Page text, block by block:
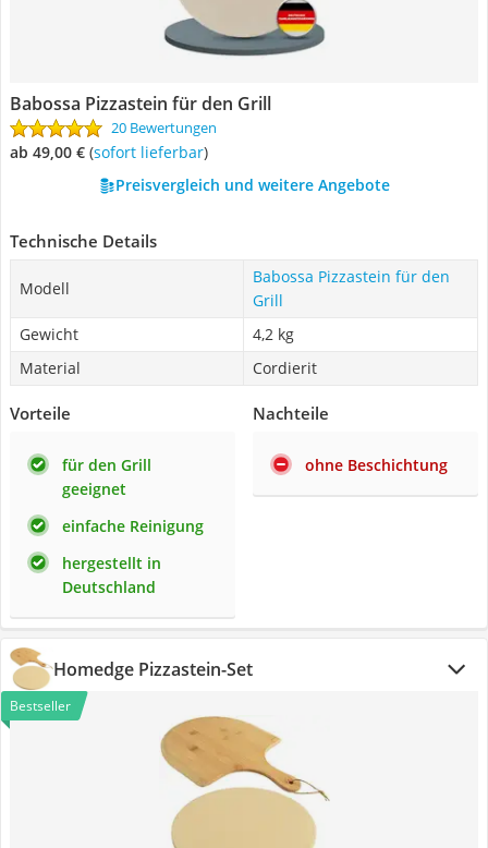
Babossa Pizzastein für den Grill
20 Bewertungen
ab 49,00 € ( Sofort lieferbar)
Preisvergleich und weitere Angebote
Technische Details
Modell
Babossa Pizzastein für den
Grill
Gewicht
4,2 kg
Material
Cordierit
Vorteile
für den Grill
geeignet
einfache Reinigung
hergestellt in
Deutschland
Nachteile
ohne Beschichtung
Homedge Pizzastein-Set
Bestseller